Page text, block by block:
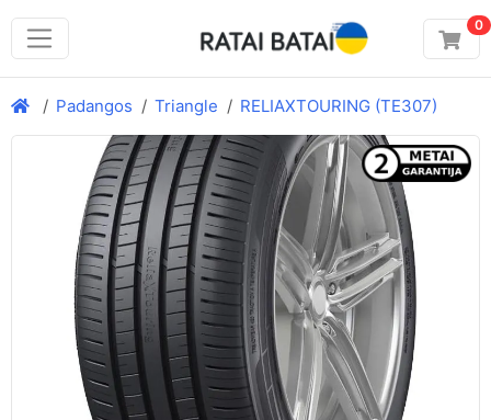
0
Padangos Triangle RELIAXTOURING (TE307)